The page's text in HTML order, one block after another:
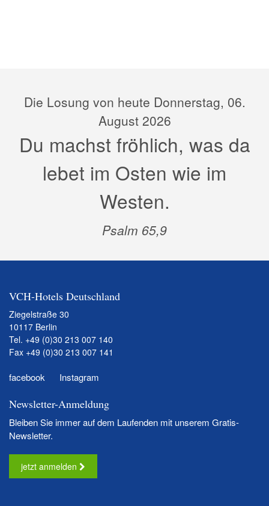
Die Losung von heute Donnerstag, 06.
August 2026
Du machst fröhlich, was da
lebet im Osten wie im
Westen.
Psalm 65,9
VCH-Hotels Deutschland
Ziegelstraße 30
10117 Berlin
Tel. +49 (0)30 213 007 140
Fax +49 (0)30 213 007 141
facebook Instagram
Newsletter-Anmeldung
Bleiben Sie immer auf dem Laufenden mit unserem Gratis-
Newsletter.
jetzt anmelden